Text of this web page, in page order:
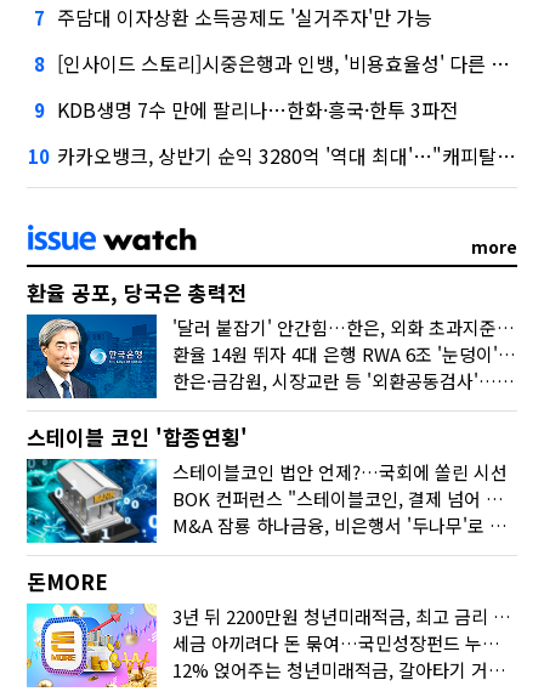
7 주담대 이자상환 소득공제도 '실거주자'만 가능
8 [인사이드 스토리]시중은행과 인뱅, '비용효율성' 다른 잣대 왜?
9 KDB생명 7수 만에 팔리나…한화·흥국·한투 3파전
10 카카오뱅크, 상반기 순익 3280억 '역대 최대'…"캐피탈, 자산 1조원 이상"
more
환율 공포, 당국은 총력전
'달러 붙잡기' 안간힘…한은, 외화 초과지준에 이자 6개월 더
환율 14원 뛰자 4대 은행 RWA 6조 '눈덩이'…2배 뛴 2분기는?
한은·금감원, 시장교란 등 '외환공동검사'…환율 급등 전방위 대응
스테이블 코인 '합종연횡'
스테이블코인 법안 언제?…국회에 쏠린 시선
BOK 컨퍼런스 "스테이블코인, 결제 넘어 보험 대출 등 금융 연결 도구"
M&A 잠룡 하나금융, 비은행서 '두나무'로 눈돌린 이유는
돈MORE
3년 뒤 2200만원 청년미래적금, 최고 금리 받으려면?
세금 아끼려다 돈 묶여…국민성장펀드 누가 가입하면 좋을까
12% 얹어주는 청년미래적금, 갈아타기 거절 될수 있어요